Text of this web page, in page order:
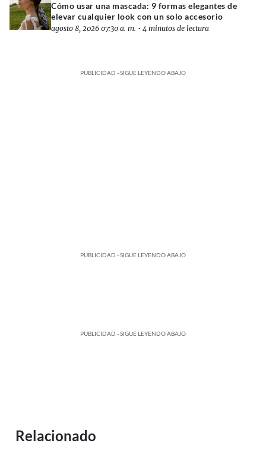
Cómo usar una mascada: 9 formas elegantes de
elevar cualquier look con un solo accesorio
agosto 8, 2026 07:30 a. m. • 4 minutos de lectura
PUBLICIDAD - SIGUE LEYENDO ABAJO
PUBLICIDAD - SIGUE LEYENDO ABAJO
PUBLICIDAD - SIGUE LEYENDO ABAJO
Relacionado